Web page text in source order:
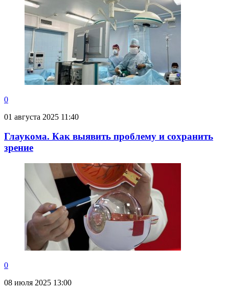
0
01 августа 2025 11:40
Глаукома. Как выявить проблему и сохранить
зрение
0
08 июля 2025 13:00